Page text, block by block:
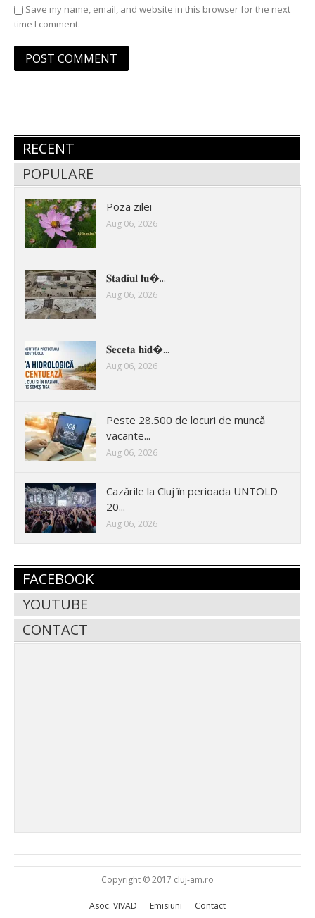
Save my name, email, and website in this browser for the next
time I comment.
RECENT
POPULARE
Poza zilei
Aug 06, 2026
𝐒𝐭𝐚𝐝𝐢𝐮𝐥 𝐥𝐮�...
Aug 06, 2026
𝐒𝐞𝐜𝐞𝐭𝐚 𝐡𝐢𝐝�...
Aug 06, 2026
Peste 28.500 de locuri de muncă
vacante...
Aug 06, 2026
Cazările la Cluj în perioada UNTOLD
20...
Aug 06, 2026
FACEBOOK
YOUTUBE
CONTACT
Copyright © 2017 cluj-am.ro
Asoc. VIVAD Emisiuni Contact